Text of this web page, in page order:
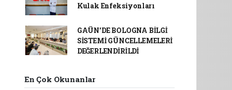
Kulak Enfeksiyonları
GAÜN’DE BOLOGNA BİLGİ
SİSTEMİ GÜNCELLEMELERİ
DEĞERLENDİRİLDİ
En Çok Okunanlar